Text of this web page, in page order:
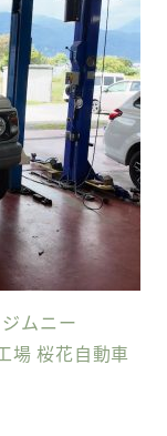
ムニー
場 桜花自動車